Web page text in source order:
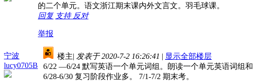
的二个单元。语文浙江期末课内外文言文。羽毛球课。
回复 支持 反对
举报
宁波
lucy0705B
楼主| 发表于 2020-7-2 16:26:41 | 显示全部楼层
6/22 —6/24 默写英语一个单元词组。朗读一个单元英语词组
6/28-6/30 复习阶段作业多。 7/1-7/2 期末考。